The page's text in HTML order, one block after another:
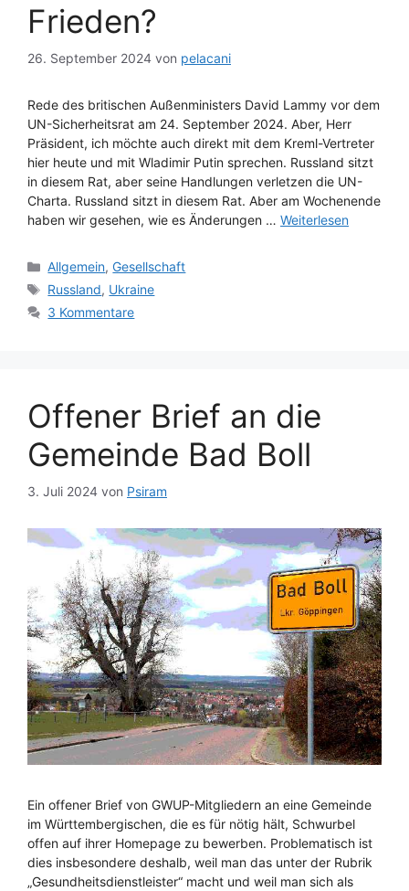
Frieden?
26. September 2024 von pelacani
Rede des britischen Außenministers David Lammy vor dem
UN-Sicherheitsrat am 24. September 2024. Aber, Herr
Präsident, ich möchte auch direkt mit dem Kreml-Vertreter
hier heute und mit Wladimir Putin sprechen. Russland sitzt
in diesem Rat, aber seine Handlungen verletzen die UN-
Charta. Russland sitzt in diesem Rat. Aber am Wochenende
haben wir gesehen, wie es Änderungen … Weiterlesen
Kategorien
Allgemein,Gesellschaft
Schlagwörter
Russland, Ukraine
3 Kommentare
Offener Brief an die
Gemeinde Bad Boll
3. Juli 2024 von Psiram
Ein offener Brief von GWUP-Mitgliedern an eine Gemeinde
im Württembergischen, die es für nötig hält, Schwurbel
offen auf ihrer Homepage zu bewerben. Problematisch ist
dies insbesondere deshalb, weil man das unter der Rubrik
„Gesundheitsdienstleister“ macht und weil man sich als